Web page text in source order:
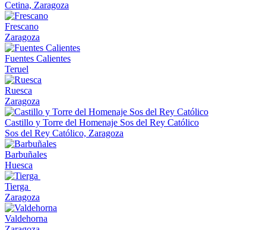
Cetina, Zaragoza
Frescano
Zaragoza
Fuentes Calientes
Teruel
Ruesca
Zaragoza
Castillo y Torre del Homenaje Sos del Rey Católico
Sos del Rey Católico, Zaragoza
Barbuñales
Huesca
Tierga
Zaragoza
Valdehorna